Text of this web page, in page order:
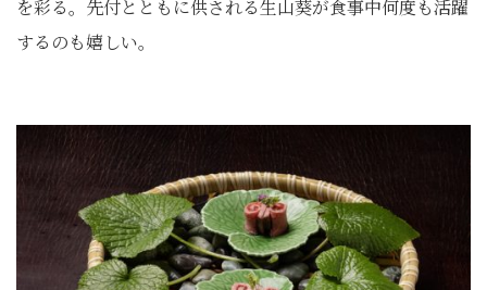
を彩る。先付とともに供される生山葵が食事中何度も活躍
するのも嬉しい。